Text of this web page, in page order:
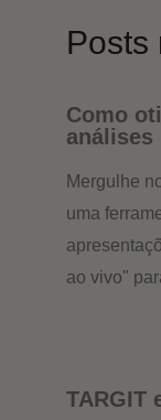
Posts
Como
análises
Mergulhe
uma
ao vivo"
TARGIT